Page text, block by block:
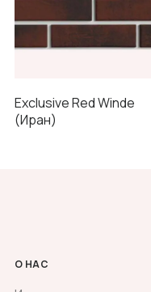
Exclusive Red Winde
(Иран)
О НАС